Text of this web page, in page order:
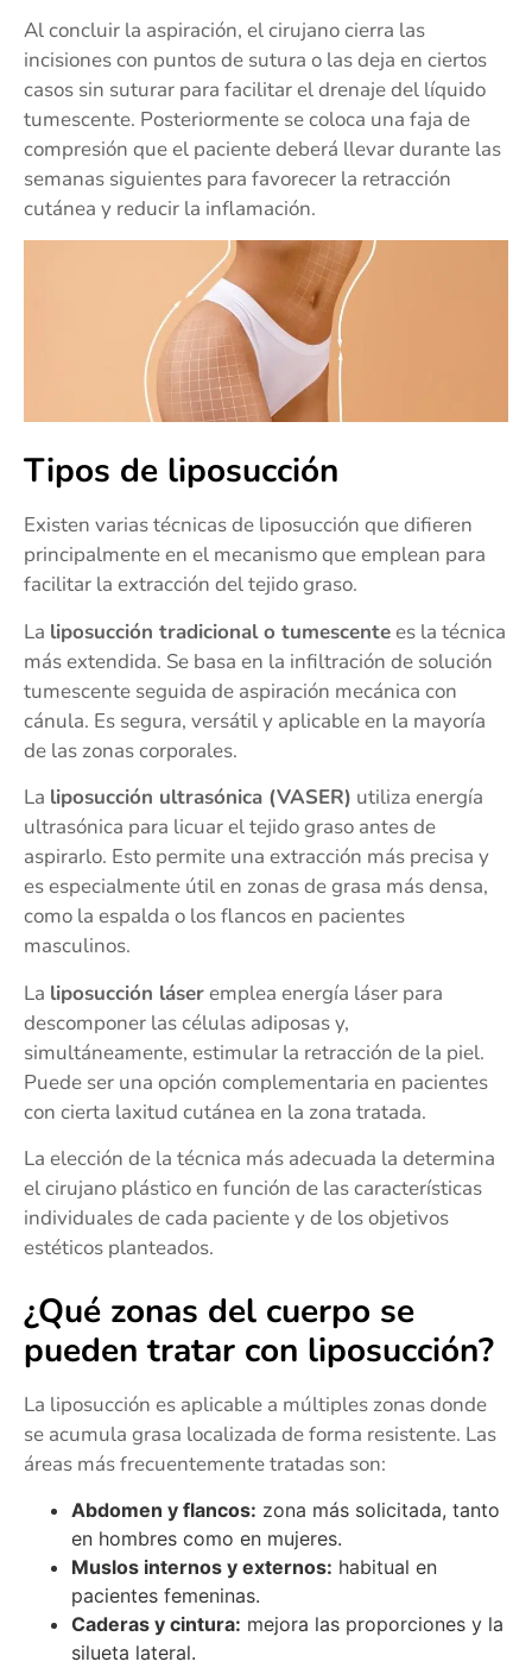
Al concluir la aspiración, el cirujano cierra las
incisiones con puntos de sutura o las deja en ciertos
casos sin suturar para facilitar el drenaje del líquido
tumescente. Posteriormente se coloca una faja de
compresión que el paciente deberá llevar durante las
semanas siguientes para favorecer la retracción
cutánea y reducir la inflamación.
Tipos de liposucción
Existen varias técnicas de liposucción que difieren
principalmente en el mecanismo que emplean para
facilitar la extracción del tejido graso.
La liposucción tradicional o tumescentees la técnica
más extendida. Se basa en la infiltración de solución
tumescente seguida de aspiración mecánica con
cánula. Es segura, versátil y aplicable en la mayoría
de las zonas corporales.
La liposucción ultrasónica (VASER) utiliza energía
ultrasónica para licuar el tejido graso antes de
aspirarlo. Esto permite una extracción más precisa y
es especialmente útil en zonas de grasa más densa,
como la espalda o los flancos en pacientes
masculinos.
La liposucción láseremplea energía láser para
descomponer las células adiposas y,
simultáneamente, estimular la retracción de la piel.
Puede ser una opción complementaria en pacientes
con cierta laxitud cutánea en la zona tratada.
La elección de la técnica más adecuada la determina
el cirujano plástico en función de las características
individuales de cada paciente y de los objetivos
estéticos planteados.
¿Qué zonas del cuerpo se
pueden tratar con liposucción?
La liposucción es aplicable a múltiples zonas donde
se acumula grasa localizada de forma resistente. Las
áreas más frecuentemente tratadas son:
Abdomen y flancos: zona más solicitada, tanto
en hombres como en mujeres.
Muslos internos y externos: habitual en
pacientes femeninas.
Caderas y cintura: mejora las proporciones y la
silueta lateral.